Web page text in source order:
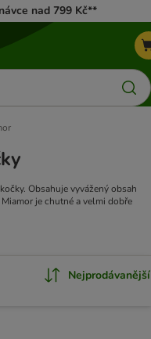
nad 799 Kč**
Obsahuje vyvážený obsah
je chutné a velmi dobře
Nejprodávanější